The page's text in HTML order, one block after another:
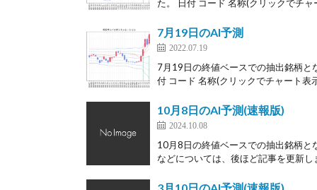
た。 日付 コード 名称(クリックでチ
7月19日のAI予測
2022.07.19
7月19日の終値ベースでの抽出銘柄
付 コード 名称(クリックでチャート表
10月8日のAI予測(速報版)
2024.10.08
10月8日の終値ベースでの抽出銘柄と
などについては、後ほど記事を更新